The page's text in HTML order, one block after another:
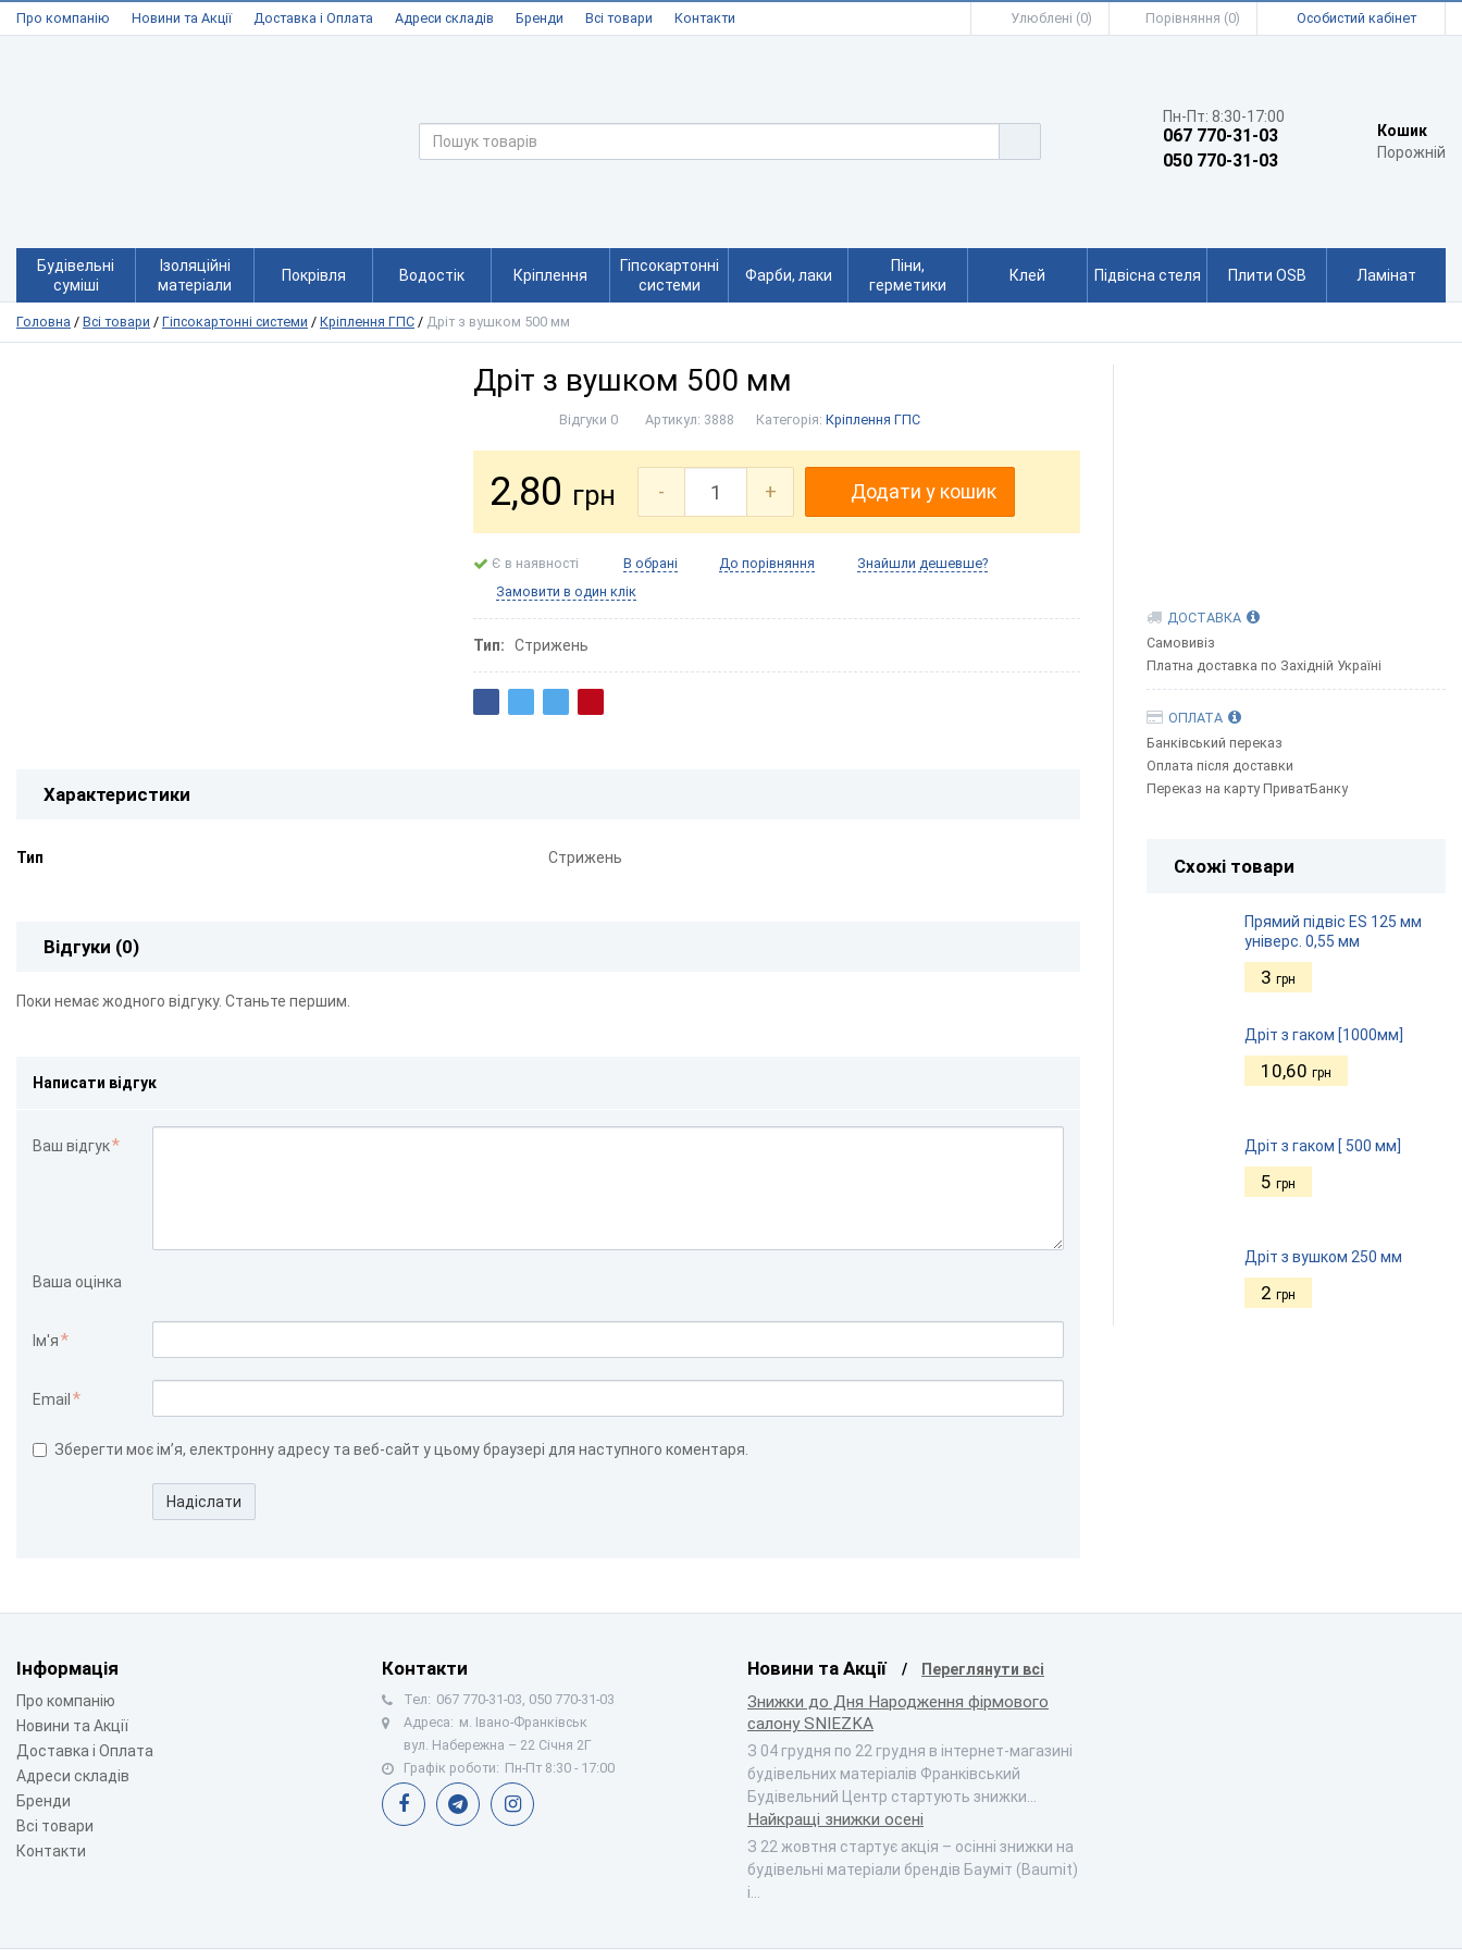
Про компанію Новини та Акції Доставка і Оплата Адреси складів Бренди Всі товари Контакти Улюблені (0) Порівняння (0) Особистий кабінет
Пн-Пт: 8:30-17:00
067 770-31-03
050 770-31-03
Кошик
Порожній
Будівельні
суміші
Ізоляційні
матеріали
Покрівля Водостік Кріплення
Гіпсокартонні
системи
Фарби, лаки
Піни,
герметики
Клей Підвісна стеля Плити OSB Ламінат
Головна / Всі товари / Гіпсокартонні системи / Кріплення ГПС / Дріт з вушком 500 мм
Дріт з вушком 500 мм
Відгуки 0 Артикул: 3888 Категорія: Кріплення ГПС
2,80 грн - + Додати у кошик
Є в наявності В обрані До порівняння
Знайшли дешевше?
Замовити в один клік
Тип Стрижень
Характеристики
Тип Стрижень
Відгуки (0)
Поки немає жодного відгуку. Станьте першим.
Написати відгук
Ваш відгук
Ваша оцінка
Ім'я
Email
Зберегти моє ім’я, електронну адресу та веб-сайт у цьому браузері для наступного коментаря.
Надіслати
ДОСТАВКА
Самовивіз
Платна доставка по Західній Україні
ОПЛАТА
Банківський переказ
Оплата після доставки
Переказ на карту ПриватБанку
Схожі товари
Прямий підвіс ES 125 мм
універс. 0,55 мм
3 грн
Дріт з гаком [1000мм]
10,60 грн
Дріт з гаком [ 500 мм]
5 грн
Дріт з вушком 250 мм
2 грн
Інформація
Про компанію
Новини та Акції
Доставка і Оплата
Адреси складів
Бренди
Всі товари
Контакти
Контакти
Тел: 067 770-31-03, 050 770-31-03
Адреса: м. Івано-Франківськ
вул. Набережна – 22 Січня 2Г
Графік роботи: Пн-Пт 8:30 - 17:00
Новини та Акції Переглянути всі
Знижки до Дня Народження фірмового
салону SNIEZKA
З 04 грудня по 22 грудня в інтернет-магазині
будівельних матеріалів Франківський
Будівельний Центр стартують знижки…
Найкращі знижки осені
З 22 жовтня стартує акція – осінні знижки на
будівельні матеріали брендів Бауміт (Baumit)
і…